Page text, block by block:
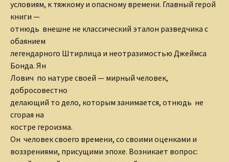
условиям, к тяжкому и опасному времени. Главный герой
книги —
отнюдь внешне не классический эталон разведчика с
обаянием
легендарного Штирлица и неотразимостью Джеймса
Бонда. Ян
Лович по натуре своей — мирный человек,
добросовестно
делающий то дело, которым занимается, отнюдь не
сгорая на
костре героизма.
Он человек своего времени, со своими оценками и
воззрениями, присущими эпохе. Возникает вопрос: